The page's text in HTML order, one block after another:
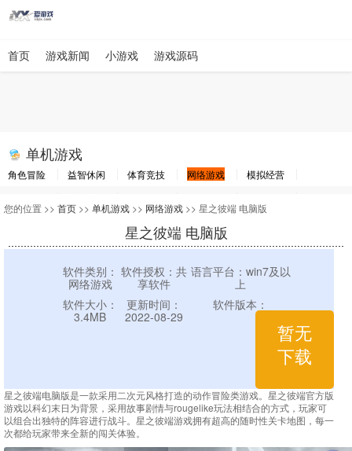
首页 游戏新闻 小游戏 游戏源码
单机游戏
角色冒险 益智休闲 体育竞技 网络游戏
模拟经营
您的位置 >> 首页 >> 单机游戏 >> 网络游戏 >> 星之彼端 电脑版
星之彼端 电脑版
软件类别：
网络游戏
软件授权：共
享软件
语言平台：win7及以
上
软件大小：
3.4MB
更新时间：
2022-08-29
软件版本：
暂无
下载
星之彼端电脑版是一款采用二次元风格打造的动作冒险类游戏。星之彼端官方版
游戏以科幻末日为背景，采用故事剧情与rougelike玩法相结合的方式，玩家可
以组合出独特的阵容进行战斗。星之彼端游戏拥有超高的随时性关卡地图，每一
次都给玩家带来全新的闯关体验。